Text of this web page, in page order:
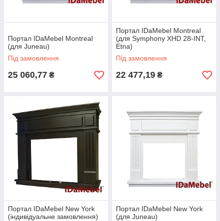
Портал IDaMebel Montreal
(для Juneau)
Під замовлення
25 060,77 ₴
Портал IDaMebel Montreal
(для Symphony XHD 28-INT,
Etna)
Під замовлення
22 477,19 ₴
Портал IDaMebel New York
(індивідуальне замовлення)
Портал IDaMebel New York
(для Juneau)